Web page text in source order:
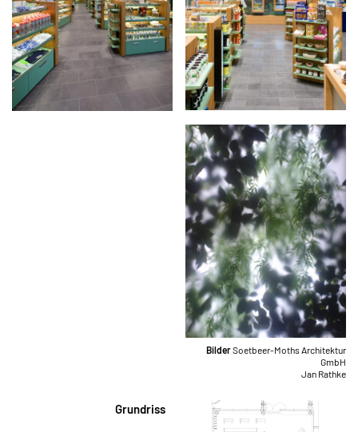
BilderSoetbeer-Moths Architektur
GmbH
Jan Rathke
Grundriss